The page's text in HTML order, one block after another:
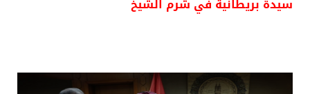
سيدة بريطانية في شرم الشيخ